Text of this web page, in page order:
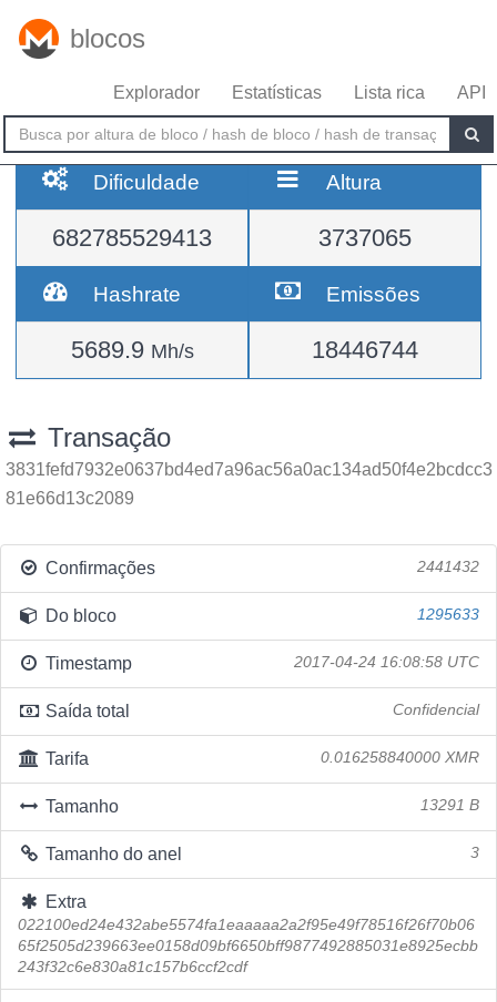
blocos
Explorador Estatísticas Lista rica API
Dificuldade
682785529413
Altura
3737065
Hashrate
5689.9 Mh/s
Emissões
18446744
Transação
3831fefd7932e0637bd4ed7a96ac56a0ac134ad50f4e2bcdcc3
81e66d13c2089
Confirmações 2441432
Do bloco 1295633
Timestamp 2017-04-24 16:08:58 UTC
Saída total Confidencial
Tarifa 0.016258840000 XMR
Tamanho 13291 B
Tamanho do anel 3
Extra
022100ed24e432abe5574fa1eaaaaa2a2f95e49f78516f26f70b06
65f2505d239663ee0158d09bf6650bff9877492885031e8925ecbb
243f32c6e830a81c157b6ccf2cdf